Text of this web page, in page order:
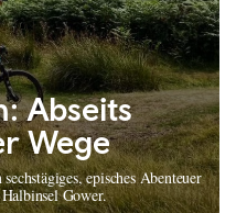
Abseits
Wege
episches Abenteuer
Gower.